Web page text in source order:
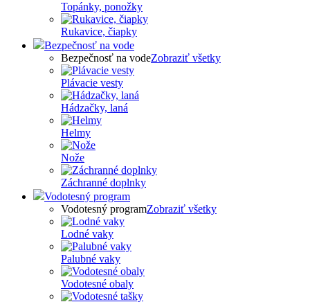
Topánky, ponožky
Rukavice, čiapky
Bezpečnosť na vode
Bezpečnosť na vodeZobraziť všetky
Plávacie vesty
Hádzačky, laná
Helmy
Nože
Záchranné doplnky
Vodotesný program
Vodotesný programZobraziť všetky
Lodné vaky
Palubné vaky
Vodotesné obaly